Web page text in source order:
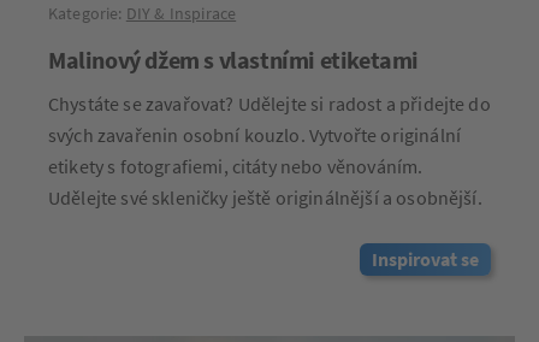
Kategorie: DIY & Inspirace
Malinový džem s vlastními etiketami
Chystáte se zavařovat? Udělejte si radost a přidejte do
svých zavařenin osobní kouzlo. Vytvořte originální
etikety s fotografiemi, citáty nebo věnováním.
Udělejte své skleničky ještě originálnější a osobnější.
Inspirovat se